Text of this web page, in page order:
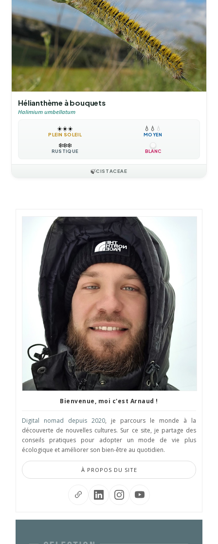
Hélianthème à bouquets
Halimium umbellatum
☀️☀️☀️
PLEIN SOLEIL
💧 💧 💧
MOYEN
❄️❄️❄️
RUSTIQUE BLANC
🍃CISTACEAE
Bienvenue, moi c'est Arnaud !
Digital nomad depuis 2020, je parcours le monde à la
découverte de nouvelles cultures. Sur ce site, je partage des
conseils pratiques pour adopter un mode de vie plus
écologique et améliorer son bien-être au quotidien.
À PROPOS DU SITE